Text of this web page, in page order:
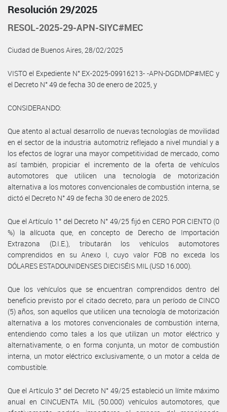
Resolución 29/2025
RESOL-2025-29-APN-SIYC#MEC
Ciudad de Buenos Aires, 28/02/2025
VISTO el Expediente N° EX-2025-09916213- -APN-DGDMDP#MEC y
el Decreto N° 49 de fecha 30 de enero de 2025, y
CONSIDERANDO:
Que atento al actual desarrollo de nuevas tecnologías de movilidad
en el sector de la industria automotriz reflejado a nivel mundial y a
los efectos de lograr una mayor competitividad de mercado, como
así también, propiciar el incremento de la oferta de vehículos
automotores que utilicen una tecnología de motorización
alternativa a los motores convencionales de combustión interna, se
dictó el Decreto N° 49 de fecha 30 de enero de 2025.
Que el Artículo 1° del Decreto N° 49/25 fijó en CERO POR CIENTO (0
%) la alícuota que, en concepto de Derecho de Importación
Extrazona (D.I.E.), tributarán los vehículos automotores
comprendidos en su Anexo I, cuyo valor FOB no exceda los
DÓLARES ESTADOUNIDENSES DIECISÉIS MIL (USD 16.000).
Que los vehículos que se encuentran comprendidos dentro del
beneficio previsto por el citado decreto, para un período de CINCO
(5) años, son aquellos que utilicen una tecnología de motorización
alternativa a los motores convencionales de combustión interna,
entendiendo como tales a los que utilizan un motor eléctrico y
alternativamente, o en forma conjunta, un motor de combustión
interna, un motor eléctrico exclusivamente, o un motor a celda de
combustible.
Que el Artículo 3° del Decreto N° 49/25 estableció un límite máximo
anual en CINCUENTA MIL (50.000) vehículos automotores, que